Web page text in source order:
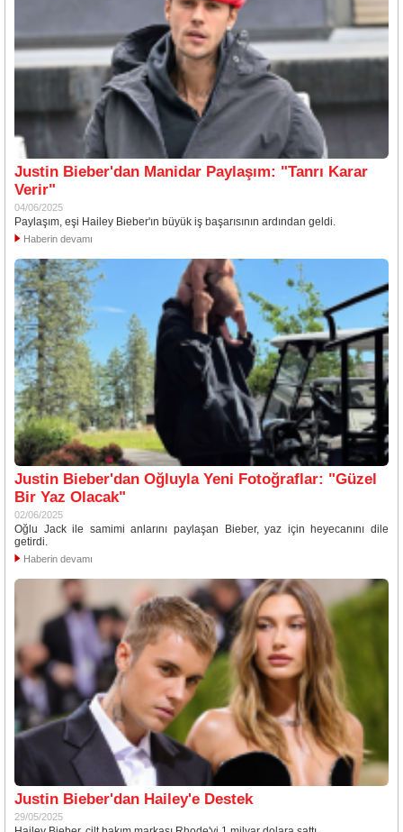
Justin Bieber'dan Manidar Paylaşım: "Tanrı Karar
Verir"
04/06/2025
Paylaşım, eşi Hailey Bieber'ın büyük iş başarısının ardından geldi.
Haberin devamı
Justin Bieber'dan Oğluyla Yeni Fotoğraflar: "Güzel
Bir Yaz Olacak"
02/06/2025
Oğlu Jack ile samimi anlarını paylaşan Bieber, yaz için heyecanını dile
getirdi.
Haberin devamı
Justin Bieber'dan Hailey'e Destek
29/05/2025